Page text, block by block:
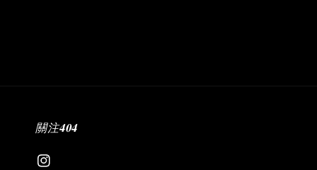
關注𝟒𝟎𝟒